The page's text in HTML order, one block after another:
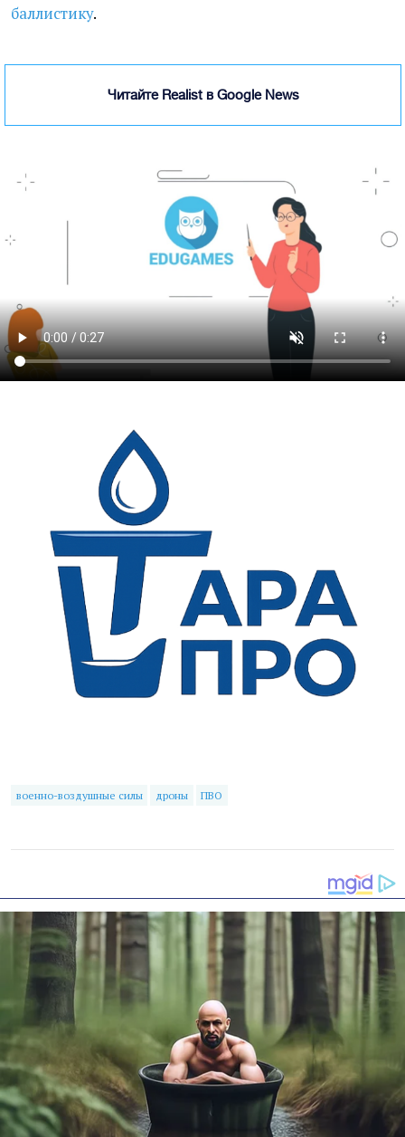
баллистику.
Читайте Realist в Google News
военно-воздушные силы дроны ПВО